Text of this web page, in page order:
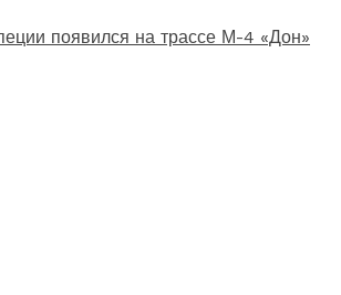
появился на трассе М-4 «Дон»